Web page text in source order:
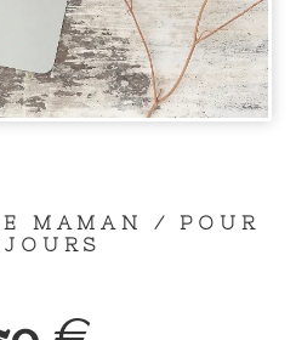
MAMAN / POUR